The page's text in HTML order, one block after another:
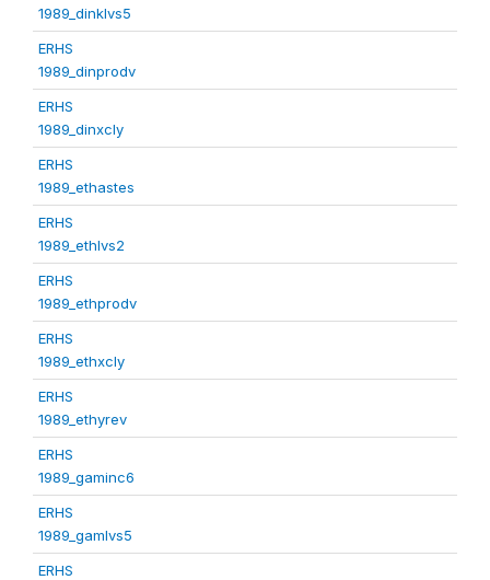
1989_dinklvs5
ERHS
1989_dinprodv
ERHS
1989_dinxcly
ERHS
1989_ethastes
ERHS
1989_ethlvs2
ERHS
1989_ethprodv
ERHS
1989_ethxcly
ERHS
1989_ethyrev
ERHS
1989_gaminc6
ERHS
1989_gamlvs5
ERHS